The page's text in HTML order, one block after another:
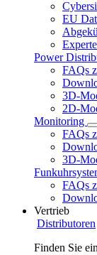
EU
Power
FAQs
3D-
2D-
Monitoring
FAQs
3D-
FAQs
Vertrieb
Distributoren
Finden Sie